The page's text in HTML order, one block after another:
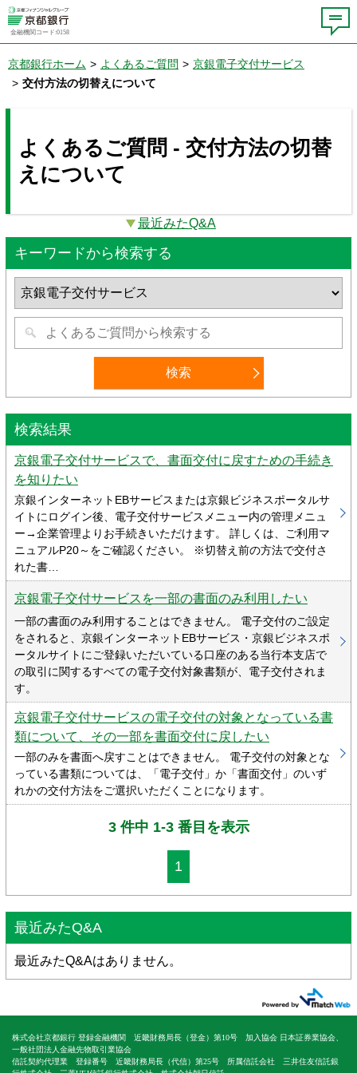
金融機関コード:0158
京都銀行ホーム > よくあるご質問 > 京銀電子交付サービス
> 交付方法の切替えについて
よくあるご質問 - 交付方法の切替
えについて
最近みたQ&A
キーワードから検索する
検索結果
京銀電子交付サービスで、書面交付に戻すための手続き
を知りたい
京銀インターネットEBサービスまたは京銀ビジネスポータルサ
イトにログイン後、電子交付サービスメニュー内の管理メニュ
ー→企業管理よりお手続きいただけます。 詳しくは、ご利用マ
ニュアルP20～をご確認ください。 ※切替え前の方法で交付さ
れた書…
京銀電子交付サービスを一部の書面のみ利用したい
一部の書面のみ利用することはできません。 電子交付のご設定
をされると、京銀インターネットEBサービス・京銀ビジネスポ
ータルサイトにご登録いただいている口座のある当行本支店で
の取引に関するすべての電子交付対象書類が、電子交付されま
す。
京銀電子交付サービスの電子交付の対象となっている書
類について、その一部を書面交付に戻したい
一部のみを書面へ戻すことはできません。 電子交付の対象とな
っている書類については、「電子交付」か「書面交付」のいず
れかの交付方法をご選択いただくことになります。
3 件中 1-3 番目を表示
1
最近みたQ&A
最近みたQ&Aはありません。
株式会社京都銀行 登録金融機関 近畿財務局長（登金）第10号 加入協会 日本証券業協会、
一般社団法人金融先物取引業協会
信託契約代理業 登録番号 近畿財務局長（代信）第25号 所属信託会社 三井住友信託銀